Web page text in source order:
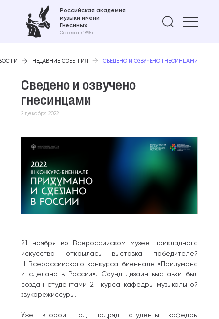
Российская академия
музыки имени
Гнесиных
Основана в 1895 г.
Найти
НЕДАВНИЕ СОБЫТИЯ СВЕДЕНО И ОЗВУЧЕНО ГНЕСИНЦАМИ
Сведено и озвучено
гнесинцами
2 декабря 2022
21 ноября во Всероссийском музее прикладного
искусства открылась выставка победителей
III Всероссийского конкурса-биеннале «Придумано
и сделано в России». Саунд-дизайн выставки был
создан студентами 2 курса кафедры музыкальной
звукорежиссуры.
Уже второй год подряд студенты кафедры